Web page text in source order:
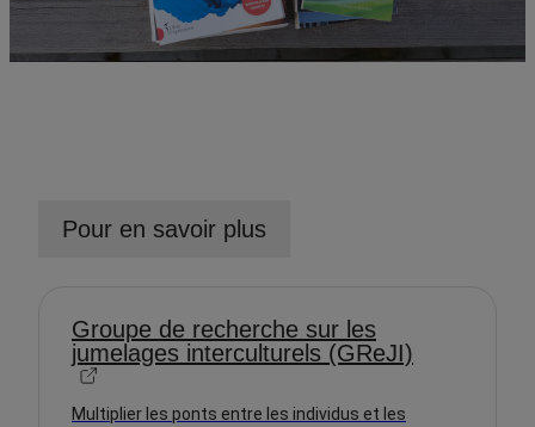
Pour en savoir plus
Groupe de recherche sur les
jumelages interculturels (GReJI)
Multiplier les ponts entre les individus et les